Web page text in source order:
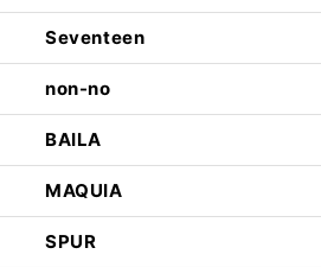
Seventeen
non-no
BAILA
MAQUIA
SPUR